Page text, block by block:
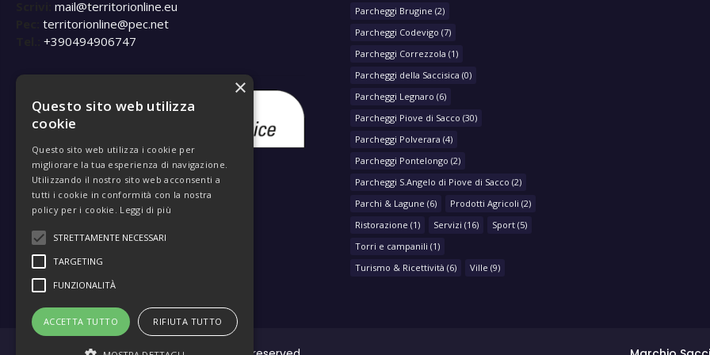
mail@territorionline.eu
territorionline@pec.net
+390494906747
Parcheggi Brugine (2)
Parcheggi Codevigo (7)
Parcheggi Correzzola (1)
Parcheggi della Saccisica (0)
Parcheggi Legnaro (6)
Parcheggi Piove di Sacco (30)
Parcheggi Polverara (4)
Parcheggi Pontelongo (2)
Parcheggi S.Angelo di Piove di Sacco (2)
Parchi & Lagune (6) Prodotti Agricoli (2)
Ristorazione (1) Servizi (16) Sport (5)
Torri e campanili (1)
Turismo & Ricettività (6) Ville (9)
×
Questo sito web utilizza
cookie
Questo sito web utilizza i cookie per
migliorare la tua esperienza di navigazione.
Utilizzando il nostro sito web acconsenti a
tutti i cookie in conformità con la nostra
policy per i cookie. Leggi di più
STRETTAMENTE NECESSARI
TARGETING
FUNZIONALITÀ
ACCETTA TUTTO RIFIUTA TUTTO